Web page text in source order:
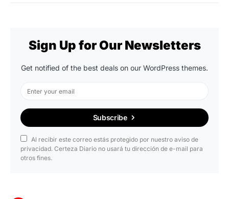
Sign Up for Our Newsletters
Get notified of the best deals on our WordPress themes.
Subscribe
Al recibir este correo estás protegido por nuestro aviso de
privacidad. Certeza Diario no usará tu dirección de e-mail para
otros fines.